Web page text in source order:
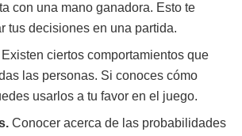
con una mano ganadora. Esto te
tus decisiones en una partida.
Existen ciertos comportamientos que
las personas. Si conoces cómo
usarlos a tu favor en el juego.
Conocer acerca de las probabilidades